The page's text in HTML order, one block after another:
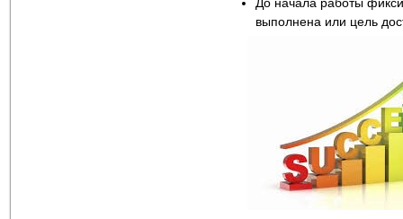
выполнена или цель